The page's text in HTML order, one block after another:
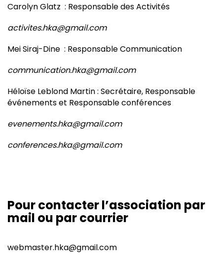
Carolyn Glatz : Responsable des Activités
activites.hka@gmail.com
Mei Siraj-Dine : Responsable Communication
communication.hka@gmail.com
Héloïse Leblond Martin : Secrétaire, Responsable
événements et Responsable conférences
evenements.hka@gmail.com
conferences.hka@gmail.com
Pour contacter l’association par
mail ou par courrier
webmaster.hka@gmail.com